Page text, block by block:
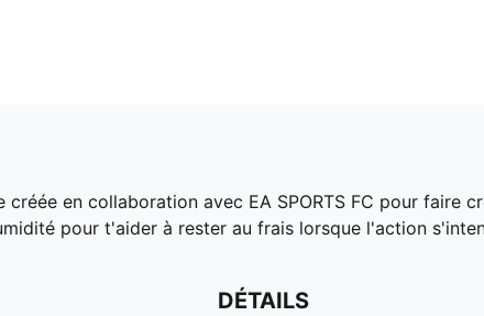
en collaboration avec EA SPORTS FC pour faire
pour t'aider à rester au frais lorsque l'action
DÉTAILS